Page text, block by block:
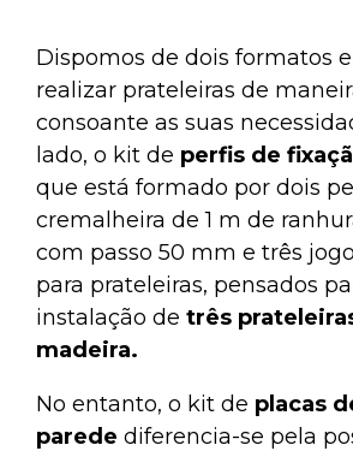
Dispomos de dois formatos
realizar prateleiras de
consoante as suas
lado, o kit de perfis de
que está formado por dois
cremalheira de 1 m de
com passo 50 mm e três
para prateleiras, pensados
instalação de três
madeira.
No entanto, o kit de placas
parede diferencia-se pela